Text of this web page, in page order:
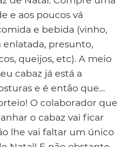
e aos poucos vá
e bebida (vinho,
presunto,
queijos, etc). A meio
cabaz já está a
e é então que…
O colaborador que
o cabaz vai ficar
lhe vai faltar um único